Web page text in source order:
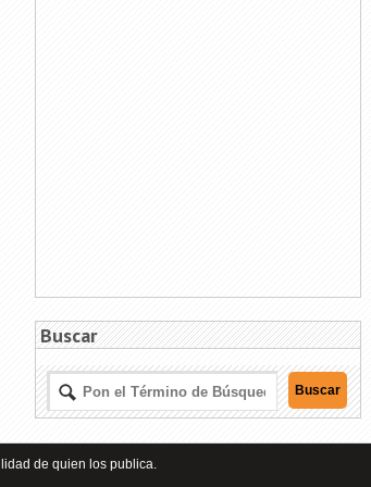
Buscar
de quien los publica.